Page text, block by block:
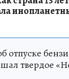
отпуске
твердое